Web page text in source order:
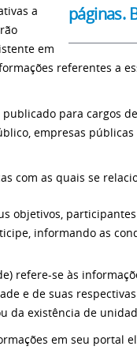
páginas.
a
em
referentes a
para cargos
empresas
com as quais se
objetivos,
informando as
refere-se às
e de suas
da existência de
em seu portal